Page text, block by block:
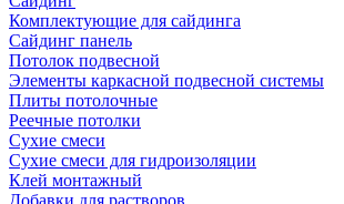
Комплектующие для сайдинга
Сайдинг панель
Потолок подвесной
Элементы каркасной подвесной системы
Плиты потолочные
Реечные потолки
Сухие смеси
Сухие смеси для гидроизоляции
Клей монтажный
Добавки для растворов